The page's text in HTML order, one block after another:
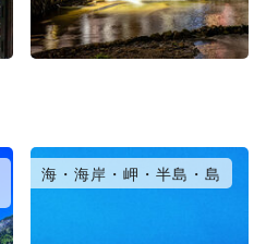
海・海岸・岬・半島・島